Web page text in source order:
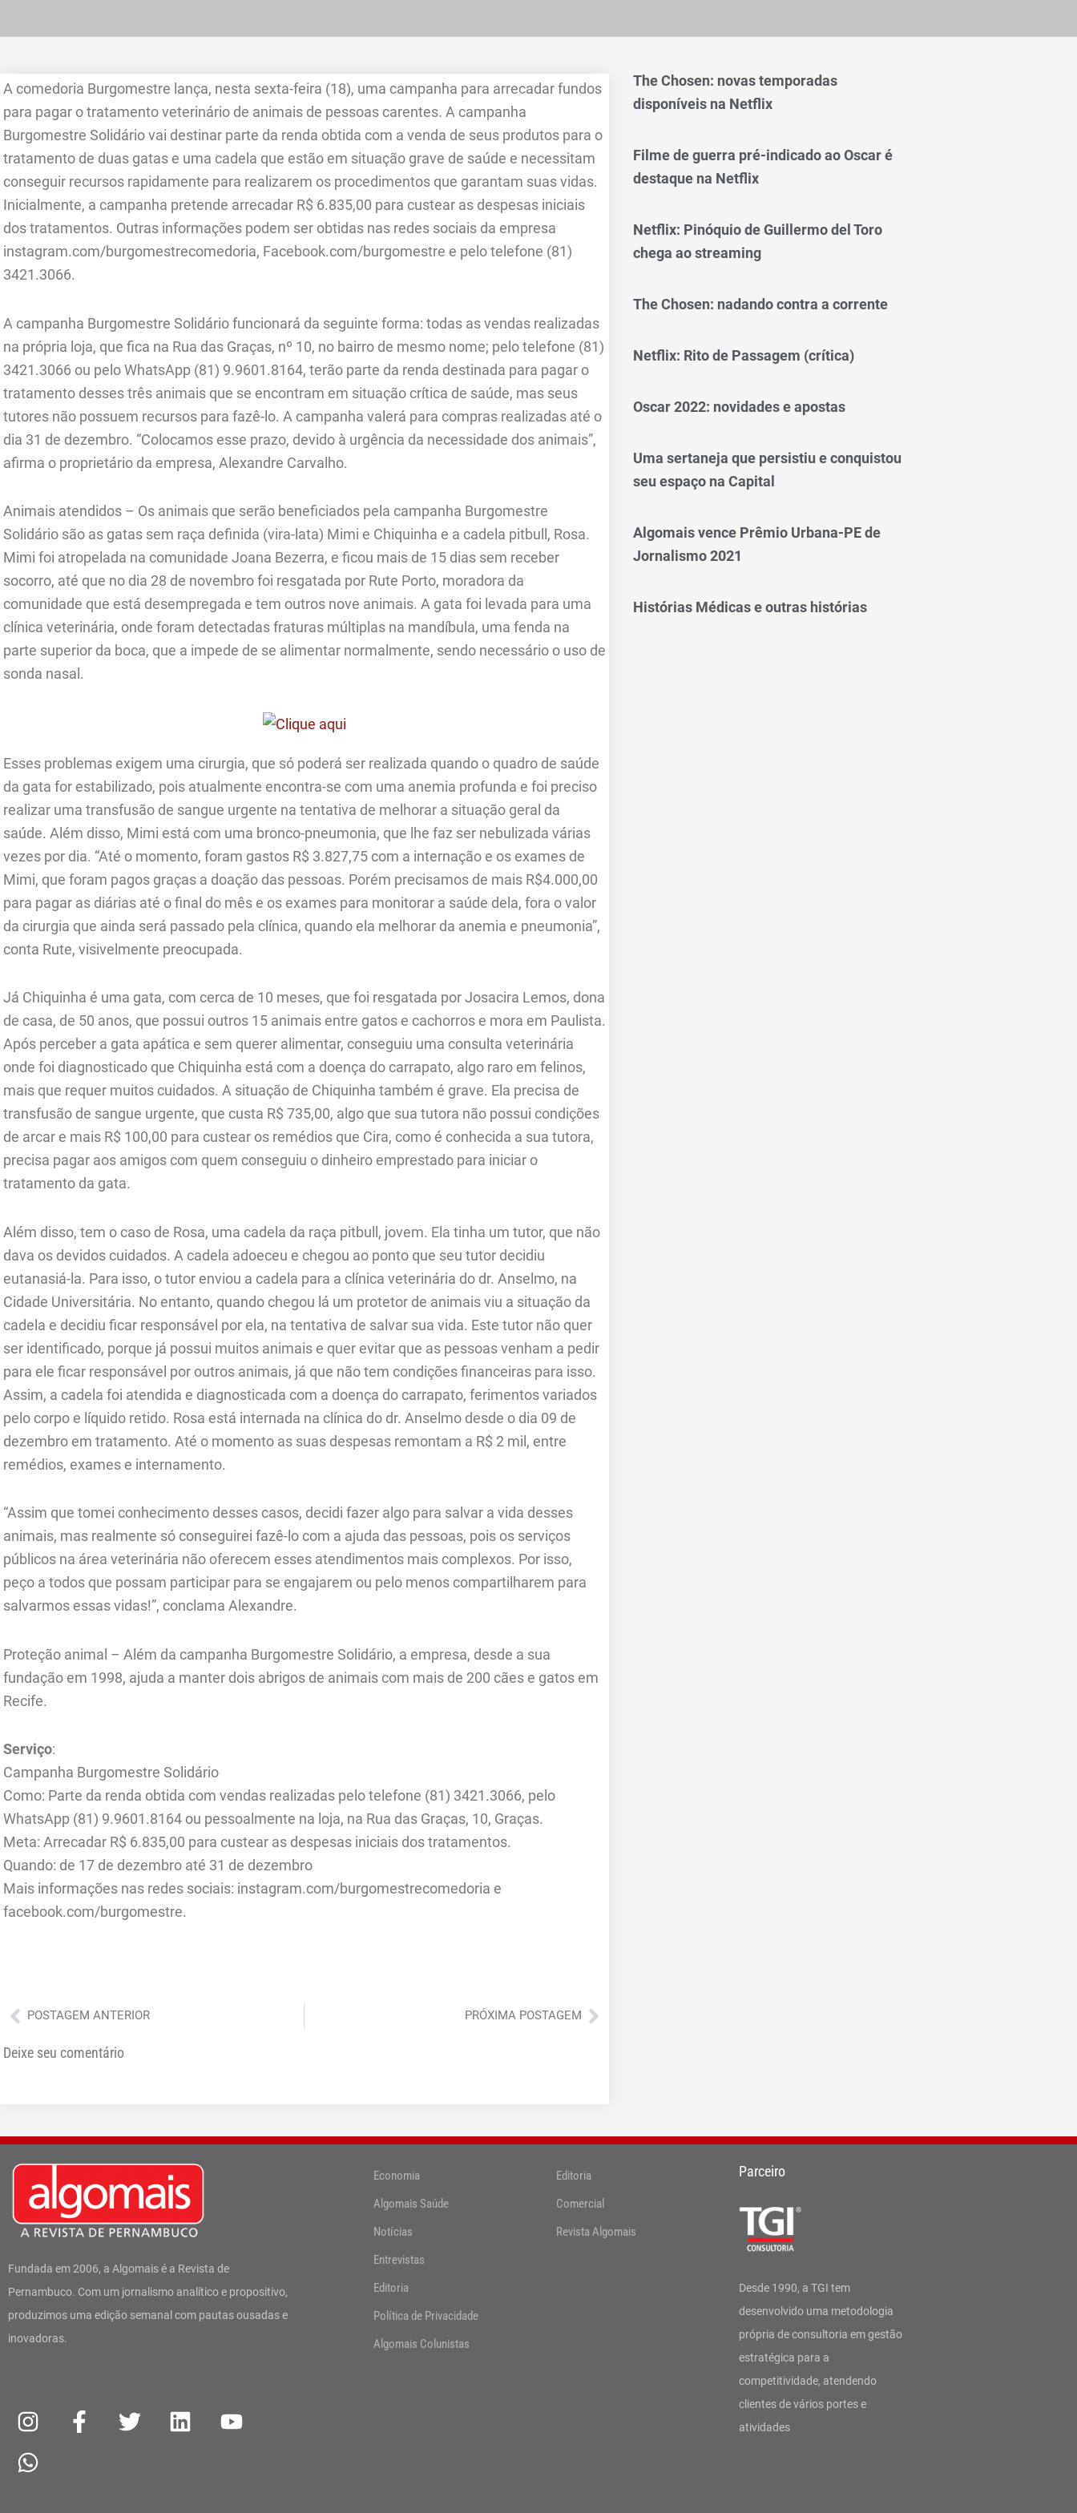
A comedoria Burgomestre lança, nesta sexta-feira (18), uma campanha para arrecadar fundos
para pagar o tratamento veterinário de animais de pessoas carentes. A campanha
Burgomestre Solidário vai destinar parte da renda obtida com a venda de seus produtos para o
tratamento de duas gatas e uma cadela que estão em situação grave de saúde e necessitam
conseguir recursos rapidamente para realizarem os procedimentos que garantam suas vidas.
Inicialmente, a campanha pretende arrecadar R$ 6.835,00 para custear as despesas iniciais
dos tratamentos. Outras informações podem ser obtidas nas redes sociais da empresa
instagram.com/burgomestrecomedoria, Facebook.com/burgomestre e pelo telefone (81)
3421.3066.
A campanha Burgomestre Solidário funcionará da seguinte forma: todas as vendas realizadas
na própria loja, que fica na Rua das Graças, nº 10, no bairro de mesmo nome; pelo telefone (81)
3421.3066 ou pelo WhatsApp (81) 9.9601.8164, terão parte da renda destinada para pagar o
tratamento desses três animais que se encontram em situação crítica de saúde, mas seus
tutores não possuem recursos para fazê-lo. A campanha valerá para compras realizadas até o
dia 31 de dezembro. “Colocamos esse prazo, devido à urgência da necessidade dos animais”,
afirma o proprietário da empresa, Alexandre Carvalho.
Animais atendidos – Os animais que serão beneficiados pela campanha Burgomestre
Solidário são as gatas sem raça definida (vira-lata) Mimi e Chiquinha e a cadela pitbull, Rosa.
Mimi foi atropelada na comunidade Joana Bezerra, e ficou mais de 15 dias sem receber
socorro, até que no dia 28 de novembro foi resgatada por Rute Porto, moradora da
comunidade que está desempregada e tem outros nove animais. A gata foi levada para uma
clínica veterinária, onde foram detectadas fraturas múltiplas na mandíbula, uma fenda na
parte superior da boca, que a impede de se alimentar normalmente, sendo necessário o uso de
sonda nasal.
Esses problemas exigem uma cirurgia, que só poderá ser realizada quando o quadro de saúde
da gata for estabilizado, pois atualmente encontra-se com uma anemia profunda e foi preciso
realizar uma transfusão de sangue urgente na tentativa de melhorar a situação geral da
saúde. Além disso, Mimi está com uma bronco-pneumonia, que lhe faz ser nebulizada várias
vezes por dia. “Até o momento, foram gastos R$ 3.827,75 com a internação e os exames de
Mimi, que foram pagos graças a doação das pessoas. Porém precisamos de mais R$4.000,00
para pagar as diárias até o final do mês e os exames para monitorar a saúde dela, fora o valor
da cirurgia que ainda será passado pela clínica, quando ela melhorar da anemia e pneumonia”,
conta Rute, visivelmente preocupada.
Já Chiquinha é uma gata, com cerca de 10 meses, que foi resgatada por Josacira Lemos, dona
de casa, de 50 anos, que possui outros 15 animais entre gatos e cachorros e mora em Paulista.
Após perceber a gata apática e sem querer alimentar, conseguiu uma consulta veterinária
onde foi diagnosticado que Chiquinha está com a doença do carrapato, algo raro em felinos,
mais que requer muitos cuidados. A situação de Chiquinha também é grave. Ela precisa de
transfusão de sangue urgente, que custa R$ 735,00, algo que sua tutora não possui condições
de arcar e mais R$ 100,00 para custear os remédios que Cira, como é conhecida a sua tutora,
precisa pagar aos amigos com quem conseguiu o dinheiro emprestado para iniciar o
tratamento da gata.
Além disso, tem o caso de Rosa, uma cadela da raça pitbull, jovem. Ela tinha um tutor, que não
dava os devidos cuidados. A cadela adoeceu e chegou ao ponto que seu tutor decidiu
eutanasiá-la. Para isso, o tutor enviou a cadela para a clínica veterinária do dr. Anselmo, na
Cidade Universitária. No entanto, quando chegou lá um protetor de animais viu a situação da
cadela e decidiu ficar responsável por ela, na tentativa de salvar sua vida. Este tutor não quer
ser identificado, porque já possui muitos animais e quer evitar que as pessoas venham a pedir
para ele ficar responsável por outros animais, já que não tem condições financeiras para isso.
Assim, a cadela foi atendida e diagnosticada com a doença do carrapato, ferimentos variados
pelo corpo e líquido retido. Rosa está internada na clínica do dr. Anselmo desde o dia 09 de
dezembro em tratamento. Até o momento as suas despesas remontam a R$ 2 mil, entre
remédios, exames e internamento.
“Assim que tomei conhecimento desses casos, decidi fazer algo para salvar a vida desses
animais, mas realmente só conseguirei fazê-lo com a ajuda das pessoas, pois os serviços
públicos na área veterinária não oferecem esses atendimentos mais complexos. Por isso,
peço a todos que possam participar para se engajarem ou pelo menos compartilharem para
salvarmos essas vidas!”, conclama Alexandre.
Proteção animal – Além da campanha Burgomestre Solidário, a empresa, desde a sua
fundação em 1998, ajuda a manter dois abrigos de animais com mais de 200 cães e gatos em
Recife.
Serviço:
Campanha Burgomestre Solidário
Como: Parte da renda obtida com vendas realizadas pelo telefone (81) 3421.3066, pelo
WhatsApp (81) 9.9601.8164 ou pessoalmente na loja, na Rua das Graças, 10, Graças.
Meta: Arrecadar R$ 6.835,00 para custear as despesas iniciais dos tratamentos.
Quando: de 17 de dezembro até 31 de dezembro
Mais informações nas redes sociais: instagram.com/burgomestrecomedoria e
facebook.com/burgomestre.
Anterior
POSTAGEM ANTERIOR PRÓXIMA POSTAGEMPróximo
Deixe seu comentário
The Chosen: novas temporadas
disponíveis na Netflix
Filme de guerra pré-indicado ao Oscar é
destaque na Netflix
Netflix: Pinóquio de Guillermo del Toro
chega ao streaming
The Chosen: nadando contra a corrente
Netflix: Rito de Passagem (crítica)
Oscar 2022: novidades e apostas
Uma sertaneja que persistiu e conquistou
seu espaço na Capital
Algomais vence Prêmio Urbana-PE de
Jornalismo 2021
Histórias Médicas e outras histórias
Fundada em 2006, a Algomais é a Revista de
Pernambuco. Com um jornalismo analítico e propositivo,
produzimos uma edição semanal com pautas ousadas e
inovadoras.
n
s
t
a
c
w
i
n
o
h
a
t
Economia
Algomais Saúde
Notícias
Entrevistas
Editoria
Política de Privacidade
Algomais Colunistas
Editoria
Comercial
Revista Algomais
Parceiro
Desde 1990, a TGI tem
desenvolvido uma metodologia
própria de consultoria em gestão
estratégica para a
competitividade, atendendo
clientes de vários portes e
atividades